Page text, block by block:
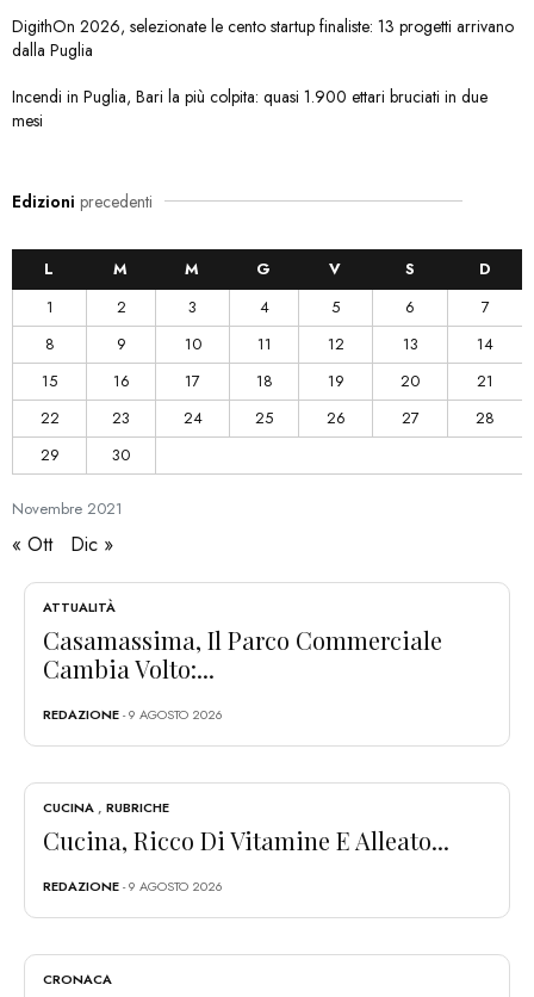
DigithOn 2026, selezionate le cento startup finaliste: 13 progetti arrivano
dalla Puglia
Incendi in Puglia, Bari la più colpita: quasi 1.900 ettari bruciati in due
mesi
Edizioni precedenti
Novembre 2021
L M M G V S
D
1
2 3 4 5 6
7
8
9 10 11 12 13
14
15
16 17 18 19 20
21
22
23 24 25 26 27
28
29
30
« Ott Dic »
ATTUALITÀ
Casamassima, Il Parco Commerciale
Cambia Volto:...
REDAZIONE- 9 AGOSTO 2026
CUCINA , RUBRICHE
Cucina, Ricco Di Vitamine E Alleato...
REDAZIONE- 9 AGOSTO 2026
CRONACA